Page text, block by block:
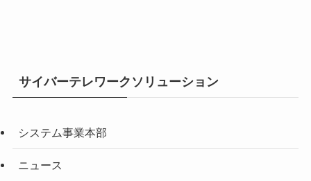
サイバーテレワークソリューション
システム事業本部
ニュース